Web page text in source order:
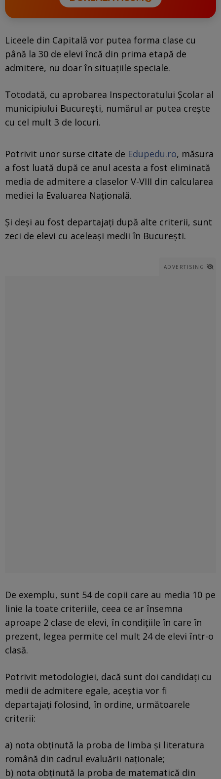
Liceele din Capitală vor putea forma clase cu
până la 30 de elevi încă din prima etapă de
admitere, nu doar în situațiile speciale.
Totodată, cu aprobarea Inspectoratului Școlar al
municipiului București, numărul ar putea crește
cu cel mult 3 de locuri.
Potrivit unor surse citate de Edupedu.ro, măsura
a fost luată după ce anul acesta a fost eliminată
media de admitere a claselor V-VIII din calcularea
mediei la Evaluarea Națională.
Și deși au fost departajați după alte criterii, sunt
zeci de elevi cu aceleași medii în București.
ADVERTISING
De exemplu, sunt 54 de copii care au media 10 pe
linie la toate criteriile, ceea ce ar însemna
aproape 2 clase de elevi, în condițiile în care în
prezent, legea permite cel mult 24 de elevi într-o
clasă.
Potrivit metodologiei, dacă sunt doi candidați cu
medii de admitere egale, aceștia vor fi
departajați folosind, în ordine, următoarele
criterii:
a) nota obținută la proba de limba și literatura
română din cadrul evaluării naționale;
b) nota obținută la proba de matematică din